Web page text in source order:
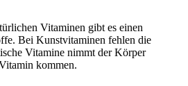
Vitaminen gibt es einen
Bei Kunstvitaminen fehlen die
Vitamine nimmt der Körper
kommen.